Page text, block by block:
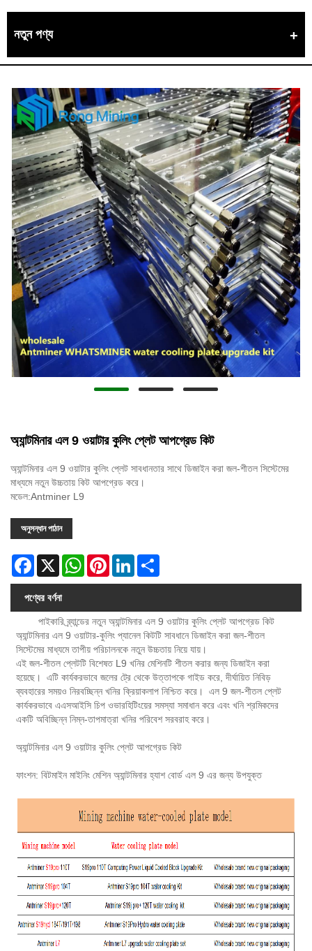
নতুন পণ্য
অ্যান্টমিনার এল 9 ওয়াটার কুলিং প্লেট আপগ্রেড কিট
অ্যান্টমিনার এল 9 ওয়াটার কুলিং প্লেট সাবধানতার সাথে ডিজাইন করা জল-শীতল সিস্টেমের
মাধ্যমে নতুন উচ্চতায় কিট আপগ্রেড করে।
মডেল:Antminer L9
অনুসন্ধান পাঠান
Facebook
X WhatsAppPinterestLinkedIn
পণ্যের বর্ণনা
পাইকারি ব্র্যান্ডের নতুন অ্যান্টমিনার এল 9 ওয়াটার কুলিং প্লেট আপগ্রেড কিট
অ্যান্টমিনার এল 9 ওয়াটার-কুলিং প্যানেল কিটটি সাবধানে ডিজাইন করা জল-শীতল
সিস্টেমের মাধ্যমে তাপীয় পরিচালনকে নতুন উচ্চতায় নিয়ে যায়।
এই জল-শীতল প্লেটটি বিশেষত L9 খনির মেশিনটি শীতল করার জন্য ডিজাইন করা
হয়েছে। এটি কার্যকরভাবে জলের ট্রে থেকে উত্তাপকে গাইড করে, দীর্ঘায়িত নিবিড়
ব্যবহারের সময়ও নিরবচ্ছিন্ন খনির ক্রিয়াকলাপ নিশ্চিত করে। এল 9 জল-শীতল প্লেট
কার্যকরভাবে এএসআইসি চিপ ওভারহিটিংয়ের সমস্যা সমাধান করে এবং খনি শ্রমিকদের
একটি অবিচ্ছিন্ন নিম্ন-তাপমাত্রা খনির পরিবেশ সরবরাহ করে।
অ্যান্টমিনার এল 9 ওয়াটার কুলিং প্লেট আপগ্রেড কিট
ফাংশন: বিটমাইন মাইনিং মেশিন অ্যান্টমিনার হ্যাশ বোর্ড এল 9 এর জন্য উপযুক্ত